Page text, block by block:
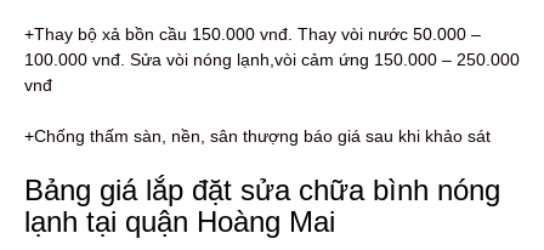
+Thay bộ xả bồn cầu 150.000 vnđ. Thay vòi nước 50.000 –
100.000 vnđ. Sửa vòi nóng lạnh,vòi cảm ứng 150.000 – 250.000
vnđ
+Chống thấm sàn, nền, sân thượng báo giá sau khi khảo sát
Bảng giá lắp đặt sửa chữa bình nóng
lạnh tại quận Hoàng Mai